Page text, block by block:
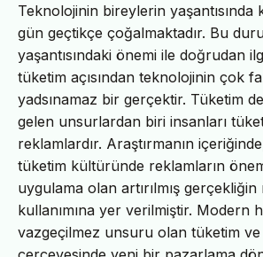
Teknolojinin bireylerin yaşantısında
gün geçtikçe çoğalmaktadır. Bu
yaşantısındaki önemi ile doğrudan
tüketim açısından teknolojinin çok
yadsınamaz bir gerçektir. Tüketim
gelen unsurlardan biri insanları
reklamlardır. Araştırmanın
tüketim kültüründe reklamların
uygulama olan artırılmış
kullanımına yer verilmiştir. Modern
vazgeçilmez unsuru olan tüketim